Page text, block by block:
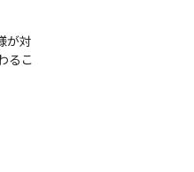
が対
るこ